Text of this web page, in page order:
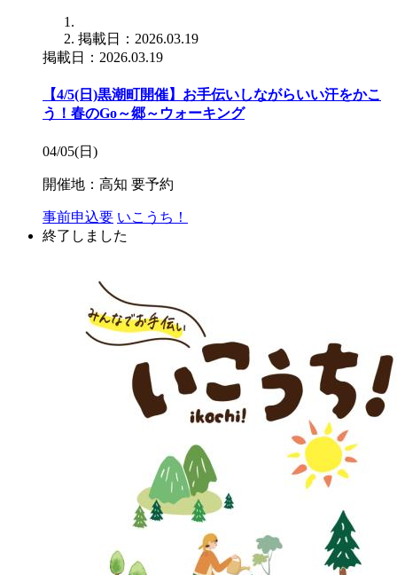
掲載日：2026.03.19
掲載日：2026.03.19
【4/5(日)黒潮町開催】お手伝いしながらいい汗をかこ
う！春のGo～郷～ウォーキング
04/05(日)
開催地：高知 要予約
事前申込要 いこうち！
終了しました